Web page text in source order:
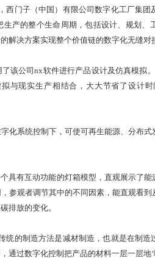
西门子（中国）有限公司数字化工厂集
产的整个生命周期，包括设计、规划、
的解决方案实现整个价值链的数字化无
公司nx软件进行产品设计及仿真模拟
与现实生产相结合，大大节省了设计
系统控制下，可使可再生能源、分布式
有互动功能的灯箱模型，直观展示了能
参观者调节其中的不同因素，能直观看
碳排放的变化。
的制造方法是减材制造，也就是在制造
通过数字化控制把产品的材料一层一层